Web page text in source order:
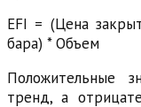
EFI = (Цена
бара) * Объем
Положительные
тренд, а